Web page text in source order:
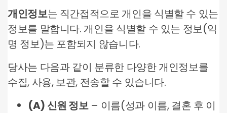
개인정보는 직간접적으로 개인을 식별할 수 있는
정보를 말합니다. 개인을 식별할 수 있는 정보(익
명 정보)는 포함되지 않습니다.
당사는 다음과 같이 분류한 다양한 개인정보를
수집, 사용, 보관, 전송할 수 있습니다.
(A) 신원 정보– 이름(성과 이름, 결혼 후 이